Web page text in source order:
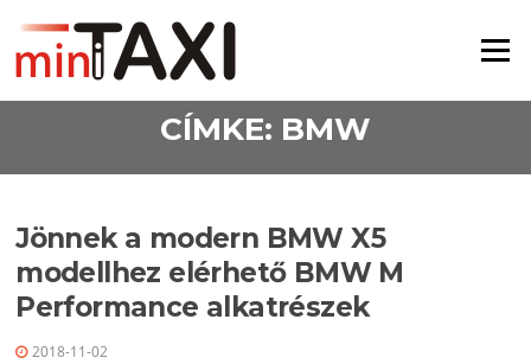
Menü
CÍMKE: BMW
Jönnek a modern BMW X5
modellhez elérhető BMW M
Performance alkatrészek
2018-11-02